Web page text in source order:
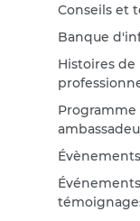
Conseils et
Banque
Histoires de
Programme
Évènements